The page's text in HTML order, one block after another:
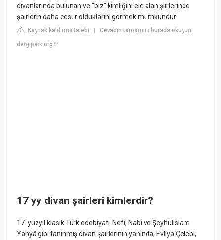
divanlarında bulunan ve “biz” kimliğini ele alan şiirlerinde
şairlerin daha cesur olduklarını görmek mümkündür.
Kaynak kaldırma talebi |Cevabın tamamını burada okuyun:
dergipark.org.tr
17 yy divan şairleri kimlerdir?
17. yüzyıl klasik Türk edebiyatı; Nefi, Nabi ve Şeyhülislam
Yahyâ gibi tanınmış divan şairlerinin yanında, Evliya Çelebi,